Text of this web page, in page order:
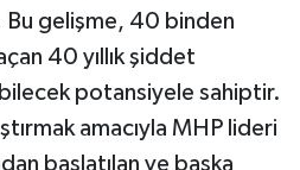
gelişme, 40 binden
40 yıllık şiddet
potansiyele sahiptir.
amacıyla MHP lideri
başlatılan ve başka